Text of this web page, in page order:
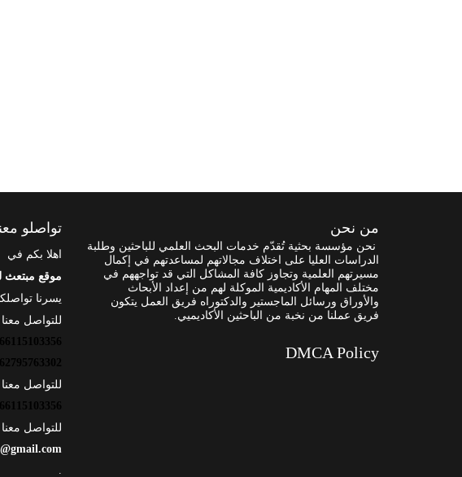
من نحن
نحن مؤسسة بحثية تُقدّم خدمات البحث العلمي للباحثين وطلبة
الدراسات العليا على اختلاف مجالاتهم لمساعدتهم في إكمال
مسيرتهم العلمية وتجاوز كافة المشاكل التي قد تواجههم في
مختلف المهام الأكاديمية الموكلة لهم من إعداد الأبحاث
والأوراق ورسائل الماجستير والدكتوراه فريق العمل يتكون
فريق عملنا من نخبة من الباحثين الأكاديميي.
DMCA Policy
تواصلو
اهلا بكم في
موقع مبتعث
يسرنا
للتواصل
للتواصل
للتواصل